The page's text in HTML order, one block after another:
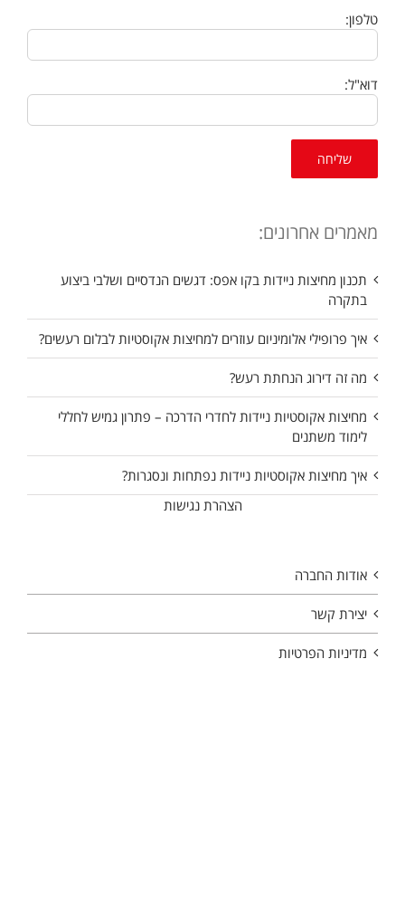
טלפון:
דוא"ל:
מאמרים אחרונים:
תכנון מחיצות ניידות בקו אפס: דגשים הנדסיים ושלבי ביצוע
בתקרה
איך פרופילי אלומיניום עוזרים למחיצות אקוסטיות לבלום רעשים?
מה זה דירוג הנחתת רעש?
מחיצות אקוסטיות ניידות לחדרי הדרכה – פתרון גמיש לחללי
לימוד משתנים
איך מחיצות אקוסטיות ניידות נפתחות ונסגרות?
הצהרת נגישות
אודות החברה
יצירת קשר
מדיניות הפרטיות